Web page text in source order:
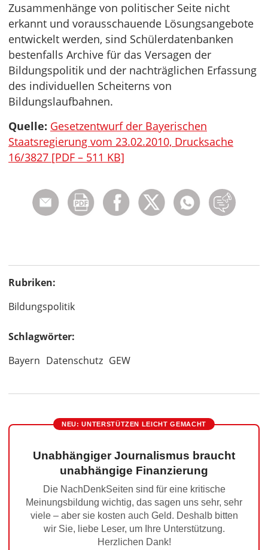
Zusammenhänge von politischer Seite nicht
erkannt und vorausschauende Lösungsangebote
entwickelt werden, sind Schülerdatenbanken
bestenfalls Archive für das Versagen der
Bildungspolitik und der nachträglichen Erfassung
des individuellen Scheiterns von
Bildungslaufbahnen.
Quelle: Gesetzentwurf der Bayerischen
Staatsregierung vom 23.02.2010, Drucksache
16/3827 [PDF – 511 KB]
Rubriken:
Bildungspolitik
Schlagwörter:
Bayern Datenschutz GEW
NEU: UNTERSTÜTZEN LEICHT GEMACHT
Unabhängiger Journalismus braucht
unabhängige Finanzierung
Die NachDenkSeiten sind für eine kritische
Meinungsbildung wichtig, das sagen uns sehr, sehr
viele – aber sie kosten auch Geld. Deshalb bitten
wir Sie, liebe Leser, um Ihre Unterstützung.
Herzlichen Dank!